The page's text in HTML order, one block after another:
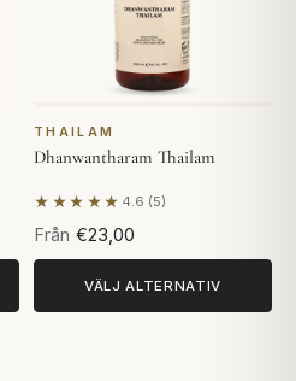
THAILAM
Dhanwantharam Thailam
★★★★★ 4.6 (5)
Baserat på 5 recensioner
Från €23,00
VÄLJ ALTERNATIV